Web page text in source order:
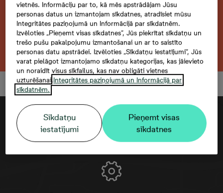
Šis dzīvoklis ir pārdots. Vēlaties atrast kaut
ko līdzīgu?
Meklēt citu dzīvokli
vietnēs. Informāciju par to, kā mēs apstrādājam Jūsu
personas datus un izmantojam sīkdatnes, atradīsiet mūsu
Integritātes paziņojumā un Informācijā par sīkdatnēm.
Izvēloties „Pieņemt visas sīkdatnes”, Jūs piekrītat sīkdatņu un
trešo pušu pakalpojumu izmantošanai un ar to saistīto
personas datu apstrādei. Izvēloties „Sīkdatņu iestatījumi”, Jūs
varat pielāgot izmantojamo sīkdatņu kategorijas, kas jāievieto
un noraidīt visus sīkfailus, kas nav obligāti vietnes
uzturēšanai.Integritātes paziņojumā un Informācijā par
sīkdatnēm.
Sīkdatņu
iestatījumi
Pieņemt visas
sīkdatnes